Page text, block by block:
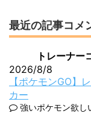
最近の記事コメ
トレーナ
2026/8/8
【ポケモンGO】
カー
強いポケモン欲し